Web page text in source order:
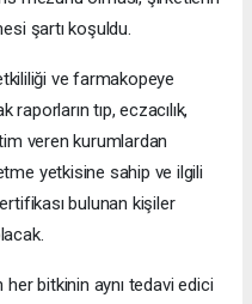
şartı koşuldu.
ve farmakopeye
tıp, eczacılık,
veren kurumlardan
yetkisine sahip ve ilgili
bulunan kişiler
her bitkinin aynı tedavi edici